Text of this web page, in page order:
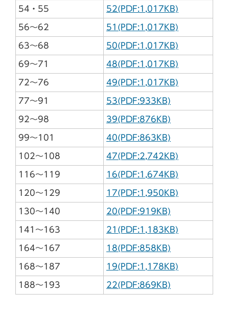
54・55 52(PDF:1,017KB)
56～62 51(PDF:1,017KB)
63～68 50(PDF:1,017KB)
69～71 48(PDF:1,017KB)
72～76 49(PDF:1,017KB)
77～91 53(PDF:933KB)
92～98 39(PDF:876KB)
99～101 40(PDF:863KB)
102～108 47(PDF:2,742KB)
116～119 16(PDF:1,674KB)
120～129 17(PDF:1,950KB)
130～140 20(PDF:919KB)
141～163 21(PDF:1,183KB)
164～167 18(PDF:858KB)
168～187 19(PDF:1,178KB)
188～193 22(PDF:869KB)